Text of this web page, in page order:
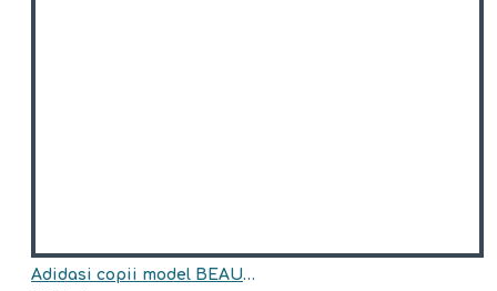
Adidasi copii model BEAUMONT